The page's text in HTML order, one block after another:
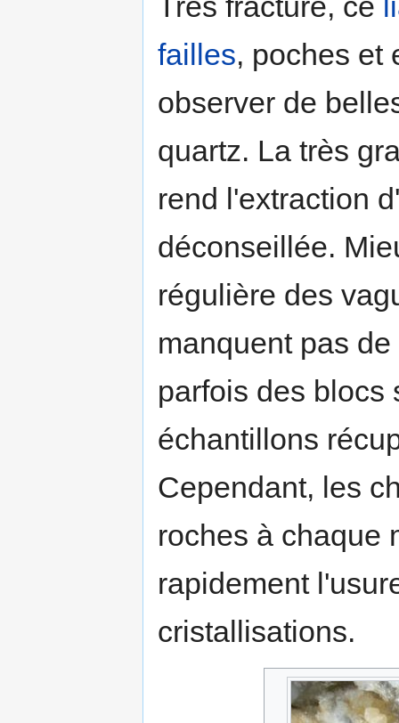
failles, poches et
observer de
quartz. La très
rend l'extraction
déconseillée.
régulière des
manquent pas
parfois des blocs
échantillons
Cependant, les
roches à chaque
rapidement
cristallisations.